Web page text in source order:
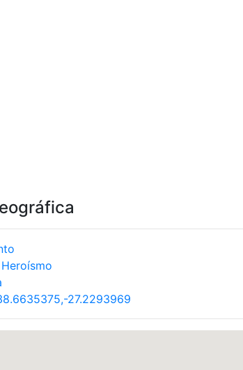
27.2293969